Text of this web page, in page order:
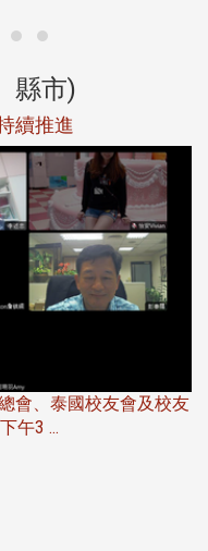
縣市)
續推進
會、泰國校友會及校友
午3 ...